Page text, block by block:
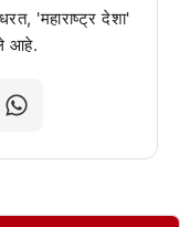
'महाराष्ट्र देशा'
आहे.